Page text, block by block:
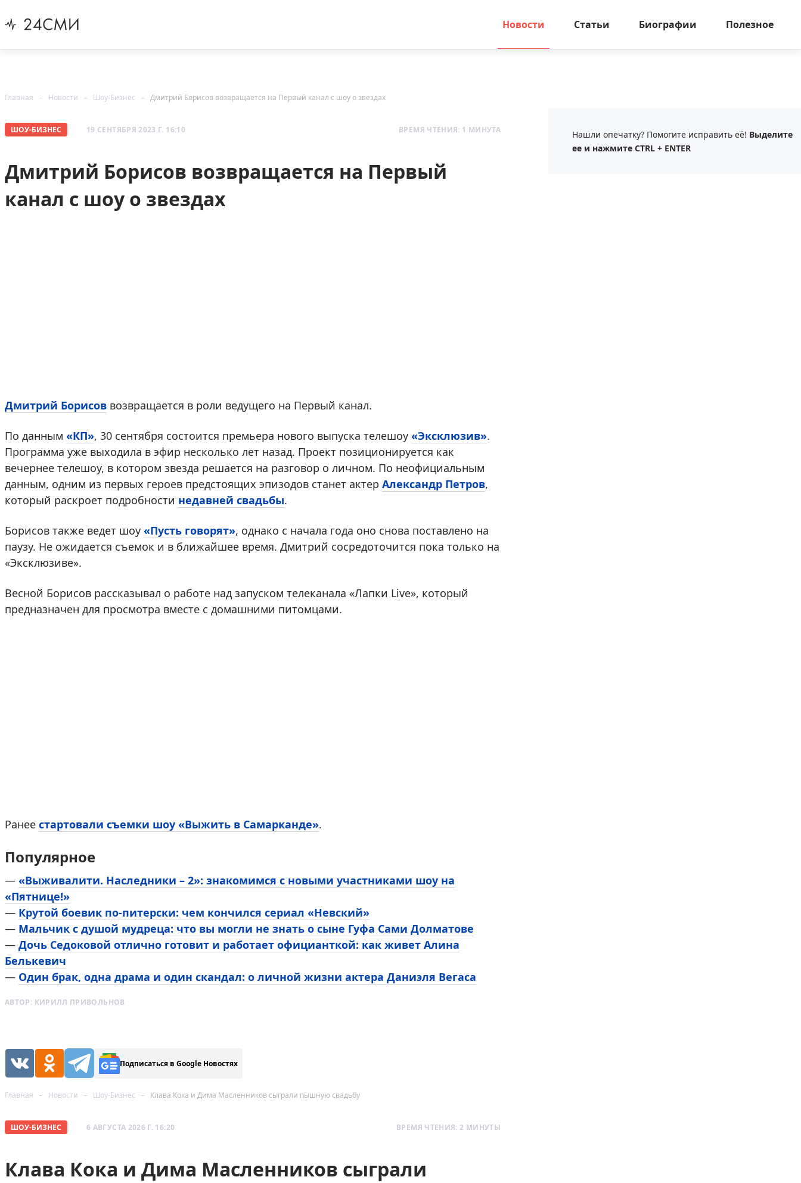
Новости Статьи Биографии Полезное
Главная Новости Шоу-Бизнес Дмитрий Борисов возвращается на Первый канал с шоу о звездах
ШОУ-БИЗНЕС 19 СЕНТЯБРЯ 2023 Г. 16:10 ВРЕМЯ ЧТЕНИЯ: 1 МИНУТА
Дмитрий Борисов возвращается на Первый
канал с шоу о звездах
Дмитрий Борисов возвращается в роли ведущего на Первый канал.
По данным «КП», 30 сентября состоится премьера нового выпуска телешоу «Эксклюзив».
Программа уже выходила в эфир несколько лет назад. Проект позиционируется как
вечернее телешоу, в котором звезда решается на разговор о личном. По неофициальным
данным, одним из первых героев предстоящих эпизодов станет актер Александр Петров,
который раскроет подробности недавней свадьбы.
Борисов также ведет шоу «Пусть говорят», однако с начала года оно снова поставлено на
паузу. Не ожидается съемок и в ближайшее время. Дмитрий сосредоточится пока только на
«Эксклюзиве».
Весной Борисов рассказывал о работе над запуском телеканала «Лапки Live», который
предназначен для просмотра вместе с домашними питомцами.
Ранее стартовали съемки шоу «Выжить в Самарканде».
Популярное
— «Выживалити. Наследники – 2»: знакомимся с новыми участниками шоу на
«Пятнице!»
— Крутой боевик по-питерски: чем кончился сериал «Невский»
— Мальчик с душой мудреца: что вы могли не знать о сыне Гуфа Сами Долматове
— Дочь Седоковой отлично готовит и работает официанткой: как живет Алина
Белькевич
— Один брак, одна драма и один скандал: о личной жизни актера Даниэля Вегаса
АВТОР: КИРИЛЛ ПРИВОЛЬНОВ
Подписаться в Google Новостях
Главная Новости Шоу-Бизнес Клава Кока и Дима Масленников сыграли пышную свадьбу
ШОУ-БИЗНЕС 6 АВГУСТА 2026 Г. 16:20 ВРЕМЯ ЧТЕНИЯ: 2 МИНУТЫ
Клава Кока и Дима Масленников сыграли
Нашли опечатку? Помогите исправить её! Выделите
ее и нажмите CTRL + ENTER